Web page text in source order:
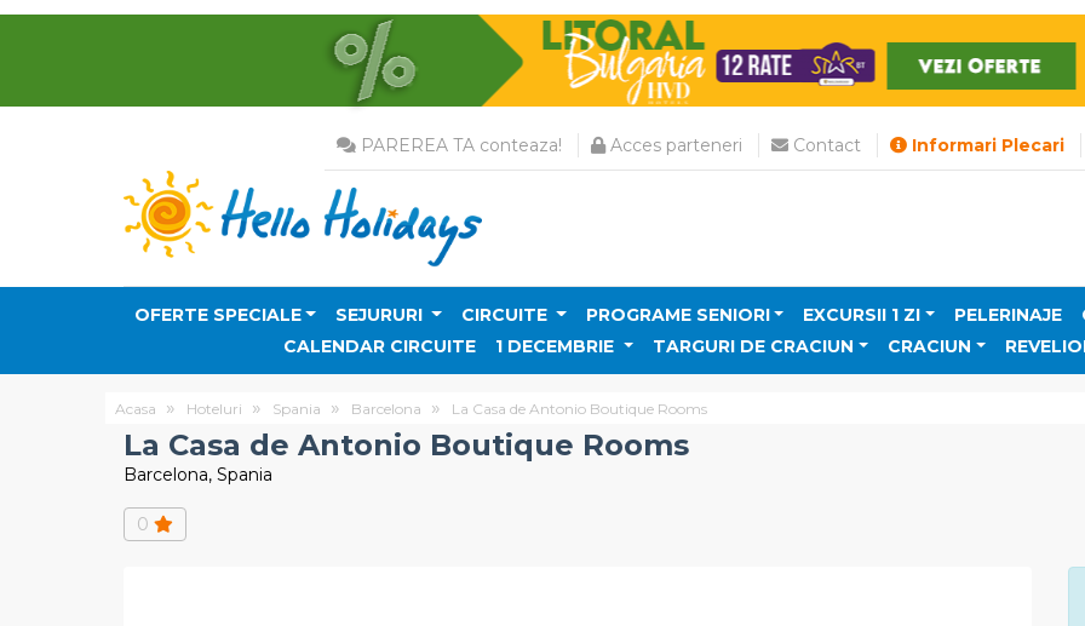
PAREREA TA conteaza! Acces parteneri Contact Informari Plecari
OFERTE SPECIALE SEJURURI CIRCUITE PROGRAME SENIORI EXCURSII 1 ZI PELERINAJE
CALENDAR CIRCUITE
1 DECEMBRIE TARGURI DE CRACIUN CRACIUN
Acasa Hoteluri Spania Barcelona La Casa de Antonio Boutique Rooms
La Casa de Antonio Boutique Rooms
Barcelona, Spania
0